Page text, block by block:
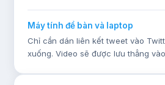
Máy tính để bàn và laptop
Chỉ cần dán liên kết tweet vào
xuống. Video sẽ được lưu thẳng